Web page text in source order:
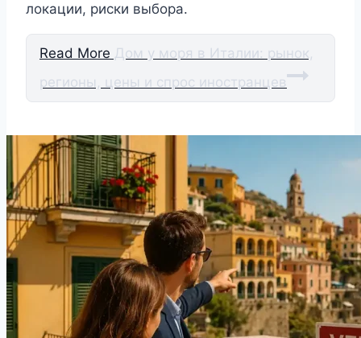
локации, риски выбора.
Read More Дом у моря в Италии: рынок,
регионы, цены и спрос иностранцев